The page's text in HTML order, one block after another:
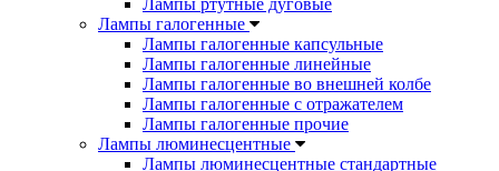
Лампы ртутные дуговые
Лампы галогенные
Лампы галогенные капсульные
Лампы галогенные линейные
Лампы галогенные во внешней колбе
Лампы галогенные с отражателем
Лампы галогенные прочие
Лампы люминесцентные
Лампы люминесцентные стандартные